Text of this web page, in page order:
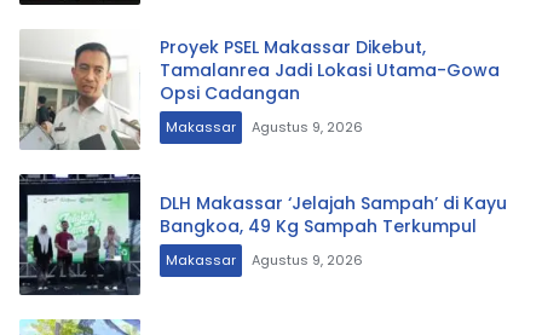
Proyek PSEL Makassar Dikebut,
Tamalanrea Jadi Lokasi Utama-Gowa
Opsi Cadangan
Makassar Agustus 9, 2026
DLH Makassar ‘Jelajah Sampah’ di Kayu
Bangkoa, 49 Kg Sampah Terkumpul
Makassar Agustus 9, 2026